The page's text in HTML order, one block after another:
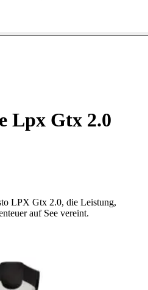
Lpx Gtx 2.0
LPX Gtx 2.0, die Leistung,
auf See vereint.